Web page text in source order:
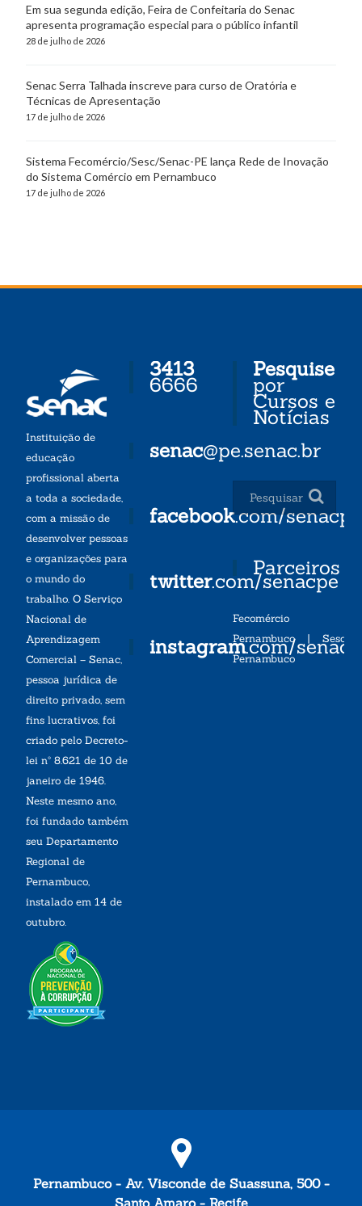
Em sua segunda edição, Feira de Confeitaria do Senac
apresenta programação especial para o público infantil
28 de julho de 2026
Senac Serra Talhada inscreve para curso de Oratória e
Técnicas de Apresentação
17 de julho de 2026
Sistema Fecomércio/Sesc/Senac-PE lança Rede de Inovação
do Sistema Comércio em Pernambuco
17 de julho de 2026
Instituição de
educação
profissional aberta
a toda a sociedade,
com a missão de
desenvolver pessoas
e organizações para
o mundo do
trabalho. O Serviço
Nacional de
Aprendizagem
Comercial – Senac,
pessoa jurídica de
direito privado, sem
fins lucrativos, foi
criado pelo Decreto-
lei nº 8.621 de 10 de
janeiro de 1946.
Neste mesmo ano,
foi fundado também
seu Departamento
Regional de
Pernambuco,
instalado em 14 de
outubro.
3413
6666
senac@pe.senac.br
facebook.com/senacpe
twitter.com/senacpe
instagram.com/
Pesquise
por
Cursos e
Notícias
Parceiros
Fecomércio
Pernambuco| Sesc
Pernambuco
Pernambuco - Av. Visconde de Suassuna, 500 -